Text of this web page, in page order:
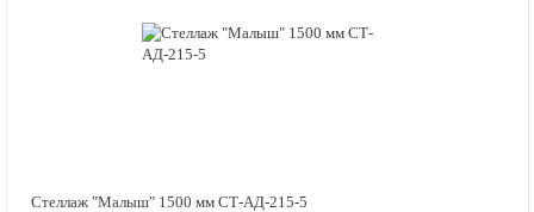
Стеллаж "Малыш" 1500 мм СТ-АД-215-5